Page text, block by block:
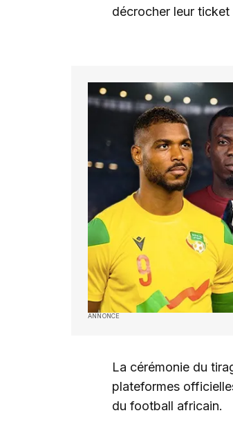
décrocher leur ticket
ANNONCE
La cérémonie du
plateformes
du football africain.